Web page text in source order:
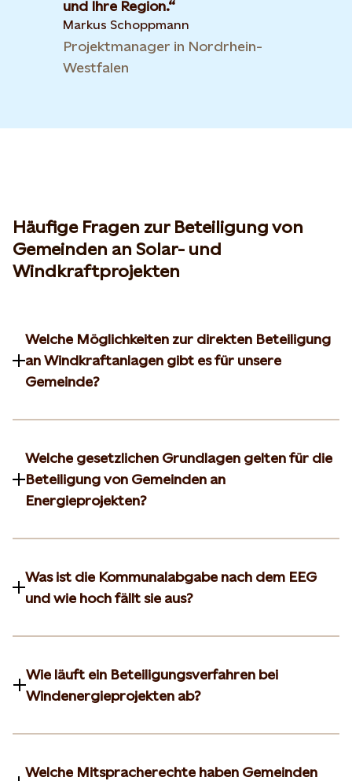
und Ihre Region.
Markus Schoppmann
Projektmanager in Nordrhein-
Westfalen
Häufige Fragen zur Beteiligung von
Gemeinden an Solar- und
Windkraftprojekten
Welche Möglichkeiten zur direkten Beteiligung
an Windkraftanlagen gibt es für unsere
Gemeinde?
Welche gesetzlichen Grundlagen gelten für die
Beteiligung von Gemeinden an
Energieprojekten?
Was ist die Kommunalabgabe nach dem EEG
und wie hoch fällt sie aus?
Wie läuft ein Beteiligungsverfahren bei
Windenergieprojekten ab?
Welche Mitspracherechte haben Gemeinden